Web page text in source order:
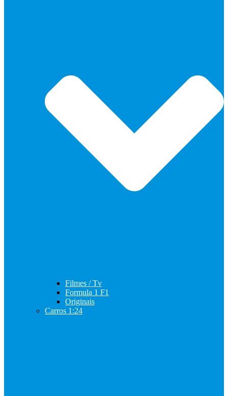
Filmes / Tv
Formula 1 F1
Originais
Carros 1:24